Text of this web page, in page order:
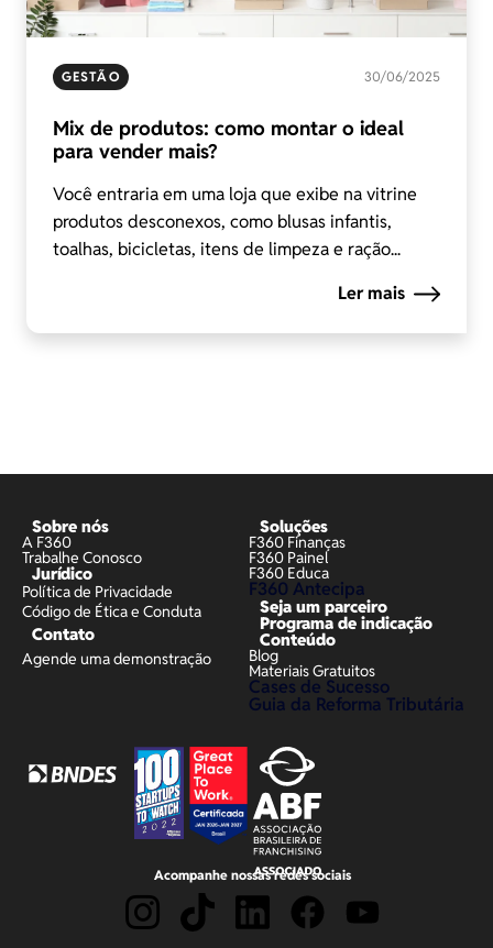
GESTÃO 30/06/2025
Mix de produtos: como montar o ideal
para vender mais?
Você entraria em uma loja que exibe na vitrine
produtos desconexos, como blusas infantis,
toalhas, bicicletas, itens de limpeza e ração...
Ler mais
Sobre nós
A F360
Trabalhe Conosco
Jurídico
Política de Privacidade
Código de Ética e Conduta
Contato
Agende uma demonstração
Soluções
F360 Finanças
F360 Painel
F360 Educa
F360 Antecipa
Seja um parceiro
Programa de indicação
Conteúdo
Blog
Materiais Gratuitos
Cases de Sucesso
Guia da Reforma Tributária
Acompanhe nossas redes sociais